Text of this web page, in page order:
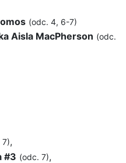
(odc. 4, 6-7)
Aisla MacPherson (odc.
7),
#3 (odc. 7),